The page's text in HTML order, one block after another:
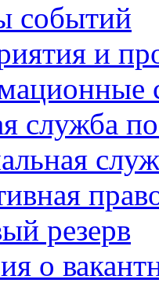
событий
и
служба
резерв
о